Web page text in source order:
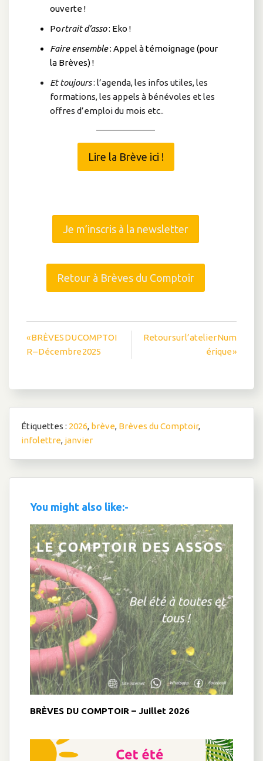
ouverte !
Portrait d’asso: Eko !
Faire ensemble: Appel à témoignage (pour
la Brèves) !
Et toujours: l’agenda, les infos utiles, les
formations, les appels à bénévoles et les
offres d’emploi du mois etc..
Lire la Brève ici !
Je m’inscris à la newsletter
Retour à Brèves du Comptoir
Navigation
de
« BRÈVES DU COMPTOI
R – Décembre 2025
Retour sur l’atelier Num
érique »
Étiquettes : 2026, brève, Brèves du Comptoir,
infolettre, janvier
You might also like:-
BRÈVES DU COMPTOIR – Juillet 2026